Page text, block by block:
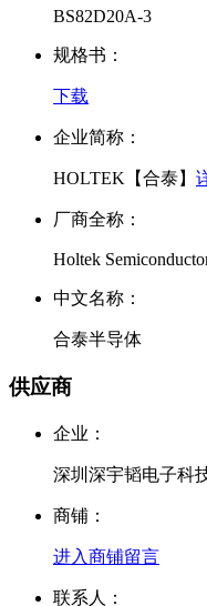
BS82D20A-3
规格书：
下载
企业简称：
HOLTEK【合泰】
厂商全称：
Holtek
中文名称：
合泰半导体
供应商
企业：
深圳深宇韬电子科
商铺：
进入商铺留言
联系人：